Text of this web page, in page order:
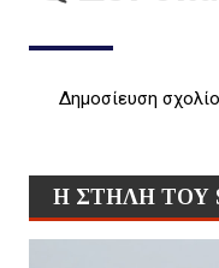
Δημοσίευση
Η ΣΤΗΛΗ ΤΟΥ